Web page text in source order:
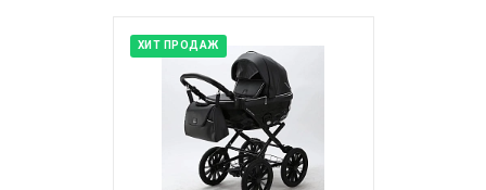
ХИТ ПРОДАЖ